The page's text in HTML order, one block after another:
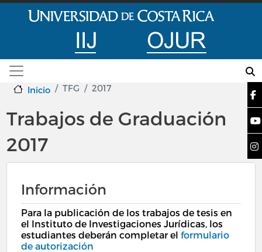
Pasar al contenido principal
Inicio TFG 2017
Trabajos de Graduación
2017
Información
Para la publicación de los trabajos de tesis en
el Instituto de Investigaciones Jurídicas, los
estudiantes deberán completar elformulario
de autorización